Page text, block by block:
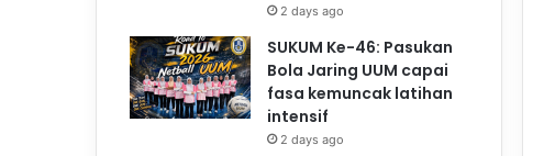
2 days ago
SUKUM Ke-46: Pasukan
Bola Jaring UUM capai
fasa kemuncak latihan
intensif
2 days ago